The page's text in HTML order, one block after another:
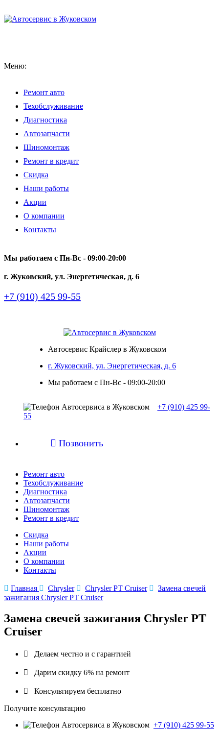
Меню:
Ремонт авто
Техобслуживание
Диагностика
Автозапчасти
Шиномонтаж
Ремонт в кредит
Скидка
Наши работы
Акции
О компании
Контакты
Мы работаем с Пн-Вc - 09:00-20:00
г. Жуковский, ул. Энергетическая, д. 6
+7 (910) 425 99-55
Автосервис Крайслер в Жуковском
г. Жуковский, ул. Энергетическая, д. 6
Мы работаем с Пн-Вc - 09:00-20:00
+7 (910) 425 99-
55
 Позвонить
Ремонт авто
Техобслуживание
Диагностика
Автозапчасти
Шиномонтаж
Ремонт в кредит
Скидка
Наши работы
Акции
О компании
Контакты
 Главная  Chrysler  Chrysler PT Cruiser  Замена свечей
зажигания Chrysler PT Cruiser
Замена свечей зажигания Chrysler PT
Cruiser
 Делаем честно и с гарантией
 Дарим скидку 6% на ремонт
 Консультируем бесплатно
Получите консультацию
+7 (910) 425 99-55